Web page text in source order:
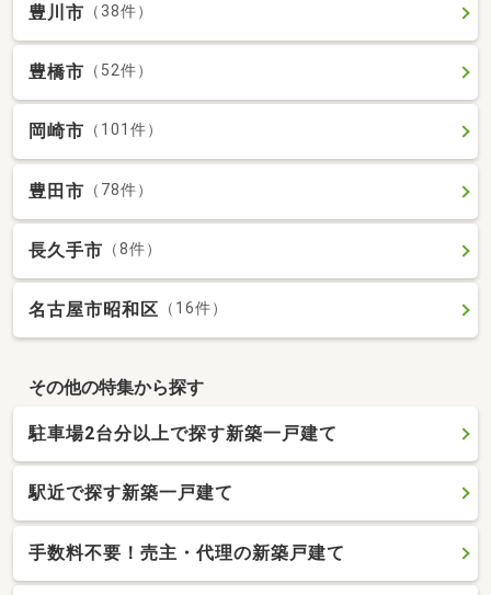
豊川市 （38件）
豊橋市 （52件）
岡崎市 （101件）
豊田市 （78件）
長久手市 （8件）
名古屋市昭和区 （16件）
その他の特集から探す
駐車場2台分以上で探す新築一戸建て
駅近で探す新築一戸建て
手数料不要！売主・代理の新築戸建て